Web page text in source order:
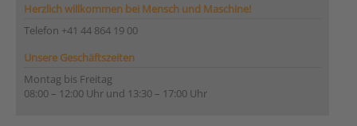
Herzlich willkommen bei Mensch und Maschine!
Telefon +41 44 864 19 00
Unsere Geschäftszeiten
Montag bis Freitag
08:00 – 12:00 Uhr und 13:30 – 17:00 Uhr